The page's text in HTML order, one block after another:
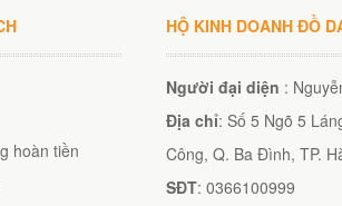
hoàn tiền
HỘ KINH DOANH ĐỒ
Người đại diện :
Địa chỉ: Số 5 Ngõ 5
Công, Q. Ba Đình, TP.
SĐT: 0366100999